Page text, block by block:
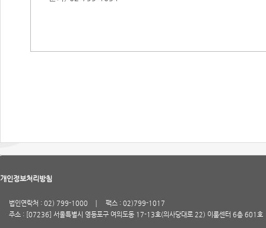
개인정보처리방침
법인연락처 : 02) 799-1000
팩스 : 02)799-1017
주소 : [07236] 서울특별시 영등포구 여의도동 17-13호(의사당대로 22) 이룸센터 6층 601호